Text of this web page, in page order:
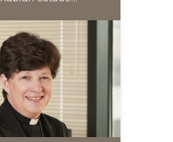
Jesús preguntó:
quieren